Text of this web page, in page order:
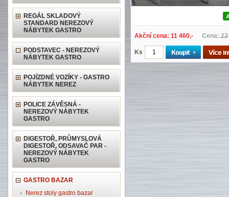
REGÁL SKLADOVÝ
STANDARD NEREZOVÝ
NÁBYTEK GASTRO
PODSTAVEC - NEREZOVÝ
NÁBYTEK GASTRO
POJÍZDNÉ VOZÍKY - GASTRO
NÁBYTEK NEREZ
POLICE ZÁVĚSNÁ -
NEREZOVÝ NÁBYTEK
GASTRO
DIGESTOŘ, PRŮMYSLOVÁ
DIGESTOŘ, ODSAVAČ PAR -
NEREZOVÝ NÁBYTEK
GASTRO
GASTRO BAZAR
Nerez stoly gastro bazar
Cena: 22
Akční cena: 11 460,-
Ks